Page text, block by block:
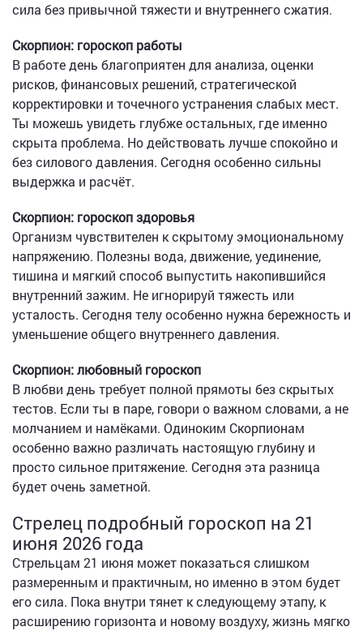
сила без привычной тяжести и внутреннего сжатия.
Скорпион: гороскоп работы
В работе день благоприятен для анализа, оценки
рисков, финансовых решений, стратегической
корректировки и точечного устранения слабых мест.
Ты можешь увидеть глубже остальных, где именно
скрыта проблема. Но действовать лучше спокойно и
без силового давления. Сегодня особенно сильны
выдержка и расчёт.
Скорпион: гороскоп здоровья
Организм чувствителен к скрытому эмоциональному
напряжению. Полезны вода, движение, уединение,
тишина и мягкий способ выпустить накопившийся
внутренний зажим. Не игнорируй тяжесть или
усталость. Сегодня телу особенно нужна бережность и
уменьшение общего внутреннего давления.
Скорпион: любовный гороскоп
В любви день требует полной прямоты без скрытых
тестов. Если ты в паре, говори о важном словами, а не
молчанием и намёками. Одиноким Скорпионам
особенно важно различать настоящую глубину и
просто сильное притяжение. Сегодня эта разница
будет очень заметной.
Стрелец подробный гороскоп на 21
июня 2026 года
Стрельцам 21 июня может показаться слишком
размеренным и практичным, но именно в этом будет
его сила. Пока внутри тянет к следующему этапу, к
расширению горизонта и новому воздуху, жизнь мягко